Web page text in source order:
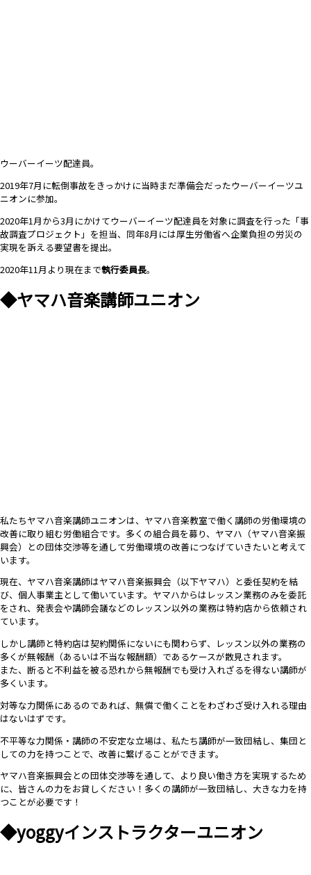
ウーバーイーツ配達員。
2019年7月に転倒事故をきっかけに当時まだ準備会だったウーバーイーツユ
ニオンに参加。
2020年1月から3月にかけてウーバーイーツ配達員を対象に調査を行った「事
故調査プロジェクト」を担当、同年8月には厚生労働省へ企業負担の労災の
実現を訴える要望書を提出。
2020年11月より現在まで執行委員長。
◆ヤマハ音楽講師ユニオン
私たちヤマハ音楽講師ユニオンは、ヤマハ音楽教室で働く講師の労働環境の
改善に取り組む労働組合です。多くの組合員を募り、ヤマハ（ヤマハ音楽振
興会）との団体交渉等を通して労働環境の改善につなげていきたいと考えて
います。
現在、ヤマハ音楽講師はヤマハ音楽振興会（以下ヤマハ）と委任契約を結
び、個人事業主として働いています。ヤマハからはレッスン業務のみを委託
をされ、発表会や講師会議などのレッスン以外の業務は特約店から依頼され
ています。
しかし講師と特約店は契約関係にないにも関わらず、レッスン以外の業務の
多くが無報酬（あるいは不当な報酬額）であるケースが散見されます。
また、断ると不利益を被る恐れから無報酬でも受け入れざるを得ない講師が
多くいます。
対等な力関係にあるのであれば、無償で働くことをわざわざ受け入れる理由
はないはずです。
不平等な力関係・講師の不安定な立場は、私たち講師が一致団結し、集団と
しての力を持つことで、改善に繋げることができます。
ヤマハ音楽振興会との団体交渉等を通して、より良い働き方を実現するため
に、皆さんの力をお貸しください！多くの講師が一致団結し、大きな力を持
つことが必要です！
◆yoggyインストラクターユニオン